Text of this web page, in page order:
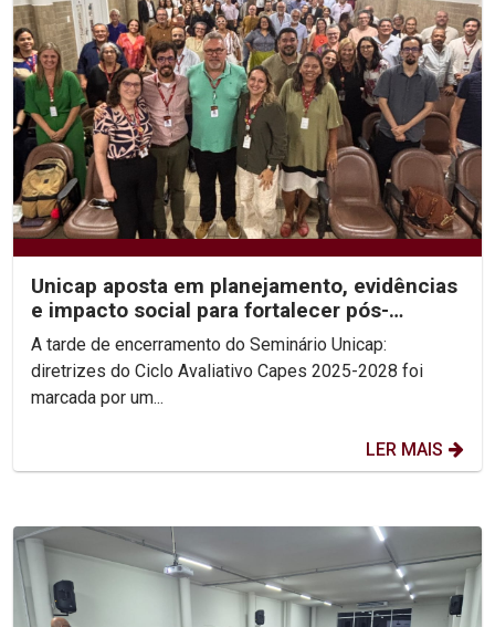
Unicap aposta em planejamento, evidências
e impacto social para fortalecer pós-
graduação
A tarde de encerramento do Seminário Unicap:
diretrizes do Ciclo Avaliativo Capes 2025-2028 foi
marcada por um...
LER MAIS